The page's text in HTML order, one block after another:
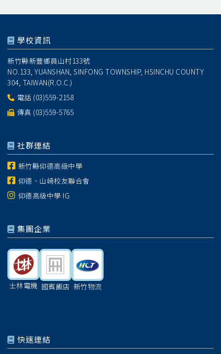
學校資訊
新竹縣新豐鄉員山村133號
NO.133, YUANSHAN, SINFONG TOWNSHIP, HSINCHU COUNTY
304, TAIWAN(R.O.C.)
電話 (03)559-2158
傳真 (03)559-5765
社群連結
新竹縣仰德高級中學
仰德、山崎校友聯合會
仰德高級中學 IG
集團企業
士林電機 國賓飯店 新竹物流
快速連結